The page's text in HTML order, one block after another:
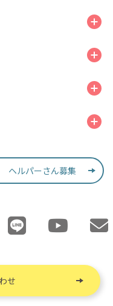
ヘルパーさん募集
せ